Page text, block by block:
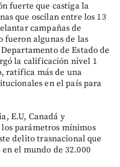
fuerte que castiga la
que oscilan entre los 13
campañas de
fueron algunas de las
de Estado de
la calificación nivel 1
ratifica más de una
en el país para
E.U, Canadá y
parámetros mínimos
delito trasnacional que
el mundo de 32.000